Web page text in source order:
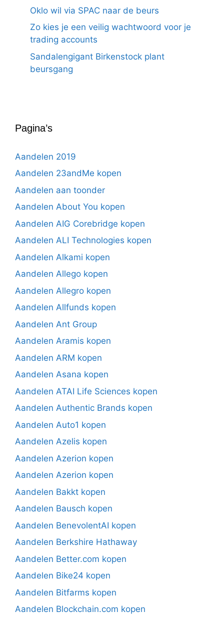
Oklo wil via SPAC naar de beurs
Zo kies je een veilig wachtwoord voor je
trading accounts
Sandalengigant Birkenstock plant
beursgang
Pagina’s
Aandelen 2019
Aandelen 23andMe kopen
Aandelen aan toonder
Aandelen About You kopen
Aandelen AIG Corebridge kopen
Aandelen ALI Technologies kopen
Aandelen Alkami kopen
Aandelen Allego kopen
Aandelen Allegro kopen
Aandelen Allfunds kopen
Aandelen Ant Group
Aandelen Aramis kopen
Aandelen ARM kopen
Aandelen Asana kopen
Aandelen ATAI Life Sciences kopen
Aandelen Authentic Brands kopen
Aandelen Auto1 kopen
Aandelen Azelis kopen
Aandelen Azerion kopen
Aandelen Azerion kopen
Aandelen Bakkt kopen
Aandelen Bausch kopen
Aandelen BenevolentAI kopen
Aandelen Berkshire Hathaway
Aandelen Better.com kopen
Aandelen Bike24 kopen
Aandelen Bitfarms kopen
Aandelen Blockchain.com kopen